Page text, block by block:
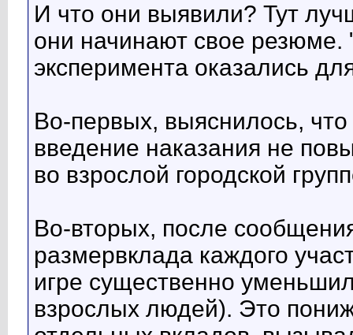
И что они выявили? Тут
они начинают свое резюме.
эксперимента оказались
Во-первых, выяснилось, что
введение наказания не
во взрослой городской
Во-вторых, после
размервклада каждого
игре существенно
взрослых людей). Это